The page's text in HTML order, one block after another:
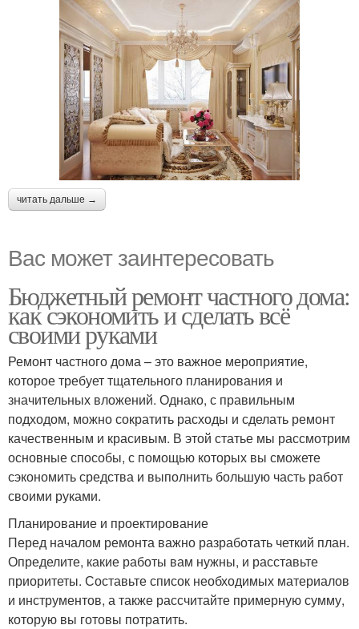
читать дальше →
Вас может заинтересовать
Бюджетный ремонт частного дома:
как сэкономить и сделать всё
своими руками
Ремонт частного дома – это важное мероприятие,
которое требует тщательного планирования и
значительных вложений. Однако, с правильным
подходом, можно сократить расходы и сделать ремонт
качественным и красивым. В этой статье мы рассмотрим
основные способы, с помощью которых вы сможете
сэкономить средства и выполнить большую часть работ
своими руками.
Планирование и проектирование
Перед началом ремонта важно разработать четкий план.
Определите, какие работы вам нужны, и расставьте
приоритеты. Составьте список необходимых материалов
и инструментов, а также рассчитайте примерную сумму,
которую вы готовы потратить.